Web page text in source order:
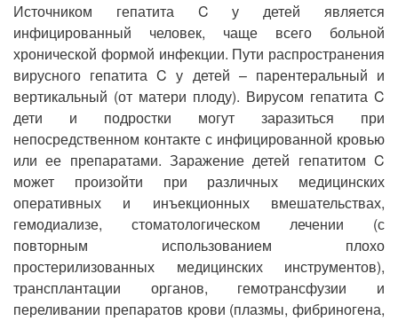
Источником гепатита C у детей является
инфицированный человек, чаще всего больной
хронической формой инфекции. Пути распространения
вирусного гепатита C у детей – парентеральный и
вертикальный (от матери плоду). Вирусом гепатита C
дети и подростки могут заразиться при
непосредственном контакте с инфицированной кровью
или ее препаратами. Заражение детей гепатитом C
может произойти при различных медицинских
оперативных и инъекционных вмешательствах,
гемодиализе, стоматологическом лечении (с
повторным использованием плохо
простерилизованных медицинских инструментов),
трансплантации органов, гемотрансфузии и
переливании препаратов крови (плазмы, фибриногена,